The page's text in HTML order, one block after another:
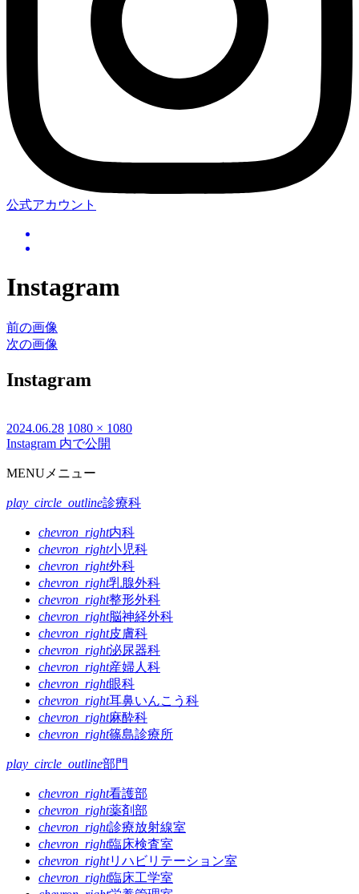
公式アカウント
Instagram
前の画像
次の画像
Instagram
投
稿
2024.06.28 フ
ル
イ
1080 × 1080
投
稿
ナ
Instagram 内で公開
MENU メニュー
play_circle_outline診療科
chevron_right内科
chevron_right小児科
chevron_right外科
chevron_right乳腺外科
chevron_right整形外科
chevron_right脳神経外科
chevron_right皮膚科
chevron_right泌尿器科
chevron_right産婦人科
chevron_right眼科
chevron_right耳鼻いんこう科
chevron_right麻酔科
chevron_right篠島診療所
play_circle_outline部門
chevron_right看護部
chevron_right薬剤部
chevron_right診療放射線室
chevron_right臨床検査室
chevron_rightリハビリテーション室
chevron_right臨床工学室